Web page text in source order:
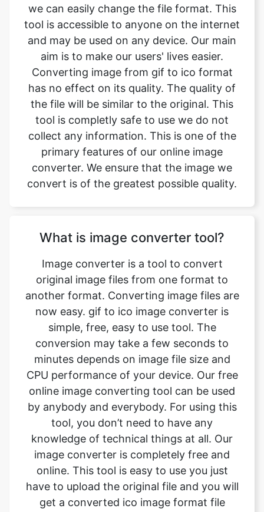
aim is to make our users' lives easier.
Converting image from gif to ico format
has no effect on its quality. The quality of
the file will be similar to the original. This
tool is completly safe to use we do not
collect any information. This is one of the
primary features of our online image
converter. We ensure that the image we
convert is of the greatest possible quality.
What is image converter tool?
another format. Converting image files are
now easy. gif to ico image converter is
simple, free, easy to use tool. The
conversion may take a few seconds to
minutes depends on image file size and
CPU performance of your device. Our free
online image converting tool can be used
by anybody and everybody. For using this
tool, you don’t need to have any
knowledge of technical things at all. Our
image converter is completely free and
online. This tool is easy to use you just
have to upload the original file and you will
get a converted ico image format file
instantly.